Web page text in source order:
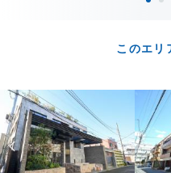
このエリ